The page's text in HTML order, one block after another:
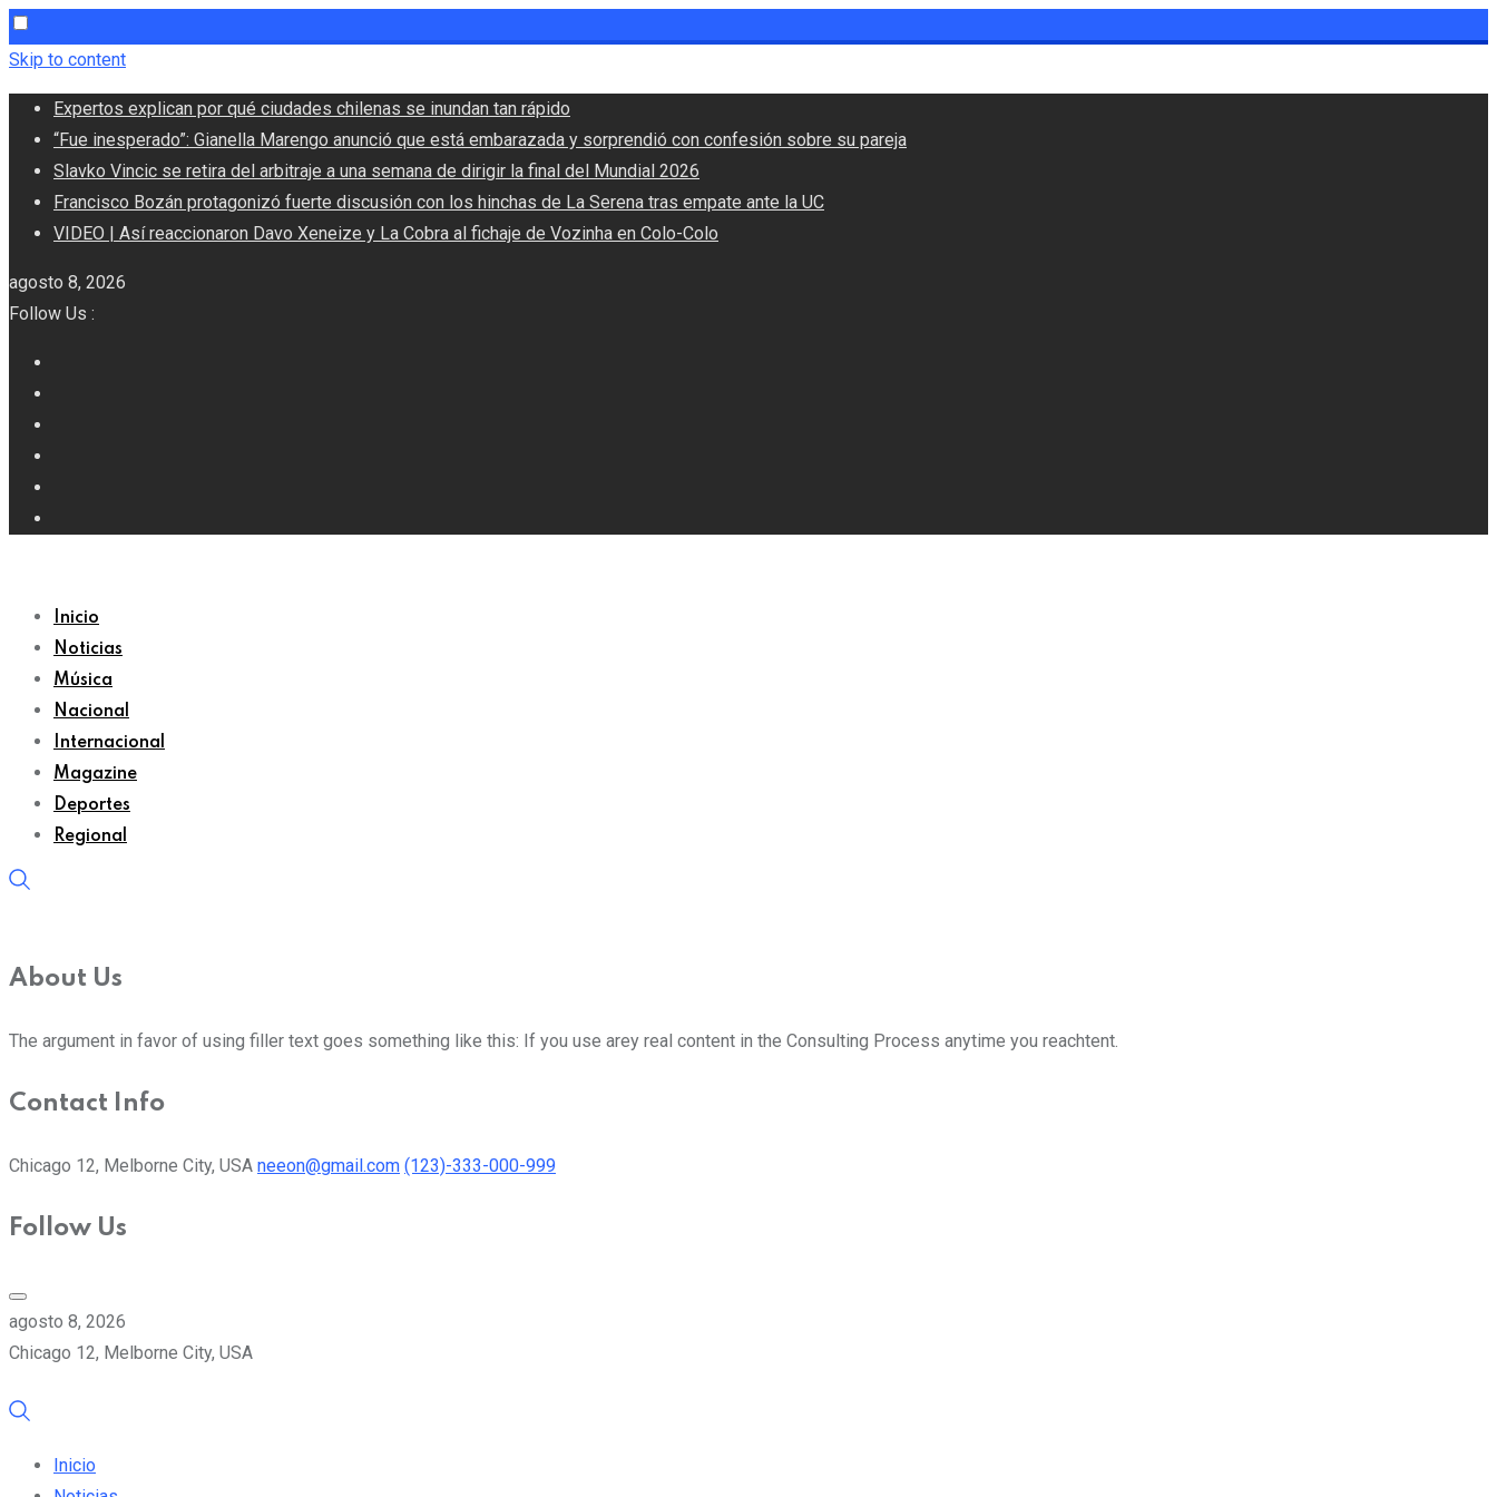
Skip to content
Expertos explican por qué ciudades chilenas se inundan tan rápido
“Fue inesperado”: Gianella Marengo anunció que está embarazada y sorprendió con confesión sobre su pareja
Slavko Vincic se retira del arbitraje a una semana de dirigir la final del Mundial 2026
Francisco Bozán protagonizó fuerte discusión con los hinchas de La Serena tras empate ante la UC
VIDEO | Así reaccionaron Davo Xeneize y La Cobra al fichaje de Vozinha en Colo-Colo
agosto 8, 2026
Follow Us :
Inicio
Noticias
Música
Nacional
Internacional
Magazine
Deportes
Regional
About Us
The argument in favor of using filler text goes something like this: If you use arey real content in the Consulting Process anytime you reachtent.
Contact Info
Chicago 12, Melborne City, USA neeon@gmail.com (123)-333-000-999
Follow Us
agosto 8, 2026
Chicago 12, Melborne City, USA
Inicio